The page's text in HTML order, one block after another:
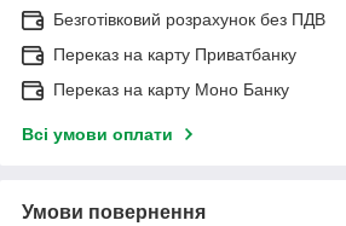
Безготівковий розрахунок без ПДВ
Переказ на карту Приватбанку
Переказ на карту Моно Банку
Всі умови оплати
Умови повернення